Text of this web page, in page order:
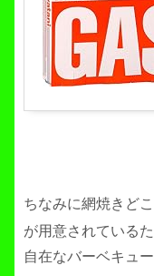
ちなみに網焼きど
が用意されている
自在なバーベキュ